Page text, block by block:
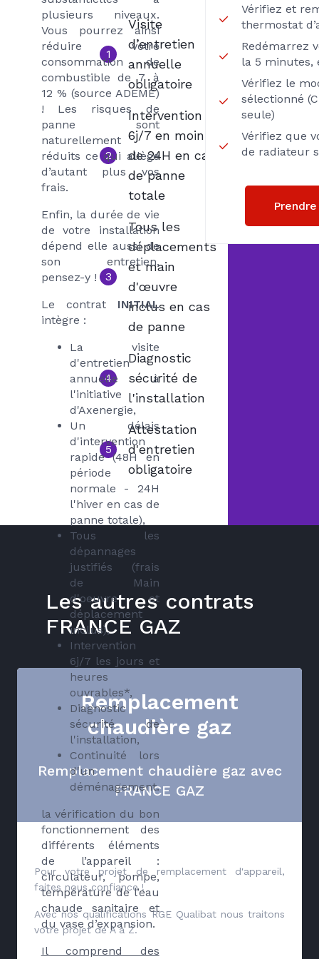
plusieurs niveaux.
Vous pourrez ainsi
réduire votre
consommation de
combustible de 7 à
12 % (source ADEME)
! Les risques de
panne sont
naturellement
réduits ce qui allège
d’autant plus vos
frais.
Enfin, la durée de vie
de votre installation
dépend elle aussi de
son entretien,
pensez-y !
Le contrat INITIAL
intègre :
La visite
d'entretien
annuelle à
l'initiative
d'Axenergie,
Un délais
d'intervention
rapide (48H en
période
normale - 24H
l'hiver en cas de
panne totale),
Tous les
dépannages
justifiés (frais
de Main
d'oeuvre et
déplacement
inclus),
Intervention
6j/7 les jours et
heures
ouvrables*,
Diagnostic
sécurité de
l'installation,
Continuité lors
d'un
déménagement.
la vérification du bon
fonctionnement des
différents éléments
de l’appareil :
circulateur, pompe,
température de l’eau
chaude sanitaire et
du vase d’expansion.
Il comprend des
Vérifiez et
thermostat
Redémarrez
la 5 minutes,
Vérifiez le
sélectionné
seule)
Vérifiez que
de radiateur
1
Visite
d’entretien
annuelle
obligatoire
2
Intervention
6j/7 en moins
de 24H en cas
de panne
totale
3
Tous les
déplacements
et main
d'œuvre
inclus en cas
de panne
4
Diagnostic
sécurité de
l'installation
5
Attestation
d'entretien
obligatoire
Les autres contrats
FRANCE GAZ
Remplacement
chaudière gaz
Remplacement chaudière gaz avec
FRANCE GAZ
Pour votre projet de remplacement d'appareil,
faites nous confiance !
Avec nos qualifications RGE Qualibat nous traitons
votre projet de A à Z.